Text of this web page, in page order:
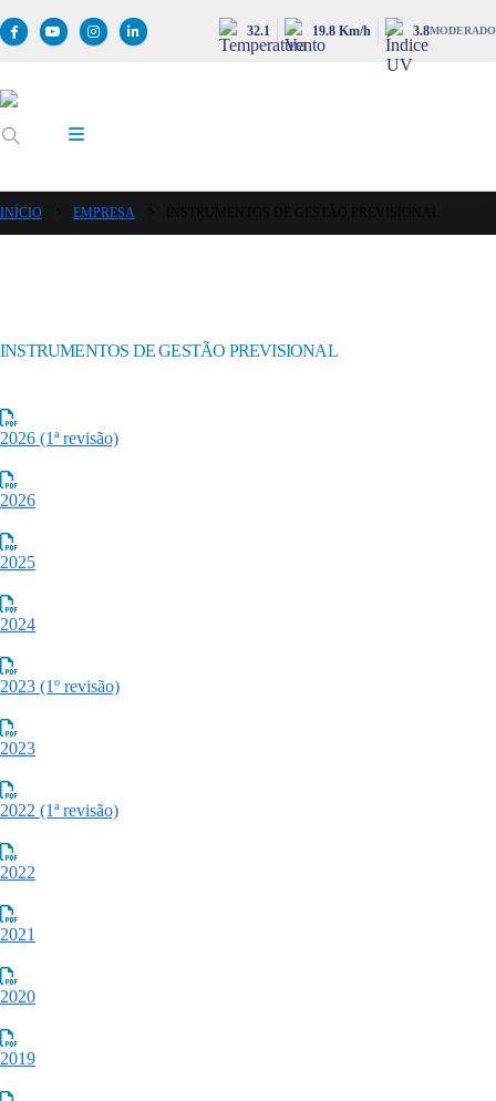
32.1 19.8 Km/h 3.8MODERADO
INÍCIO EMPRESA
INSTRUMENTOS DE GESTÃO PREVISIONAL
2026 (1ª revisão)
2026
2025
2024
2023 (1º revisão)
2023
2022 (1ª revisão)
2022
2021
2020
2019